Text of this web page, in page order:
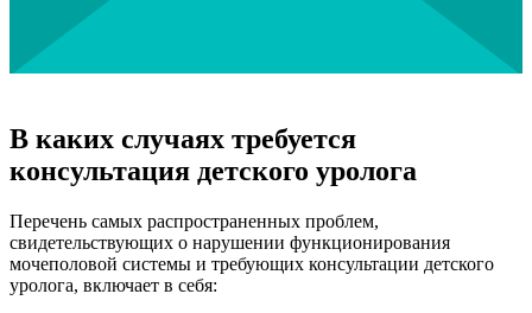
В каких случаях требуется
консультация детского уролога
Перечень самых распространенных проблем,
свидетельствующих о нарушении функционирования
мочеполовой системы и требующих консультации детского
уролога, включает в себя: